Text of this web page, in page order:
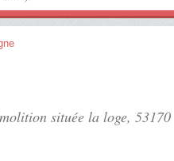
située la loge, 53170